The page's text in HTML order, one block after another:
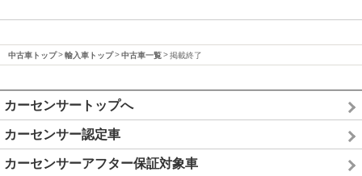
中古車トップ 輸入車トップ 中古車一覧 掲載終了
カーセンサートップへ
カーセンサー認定車
カーセンサーアフター保証対象車